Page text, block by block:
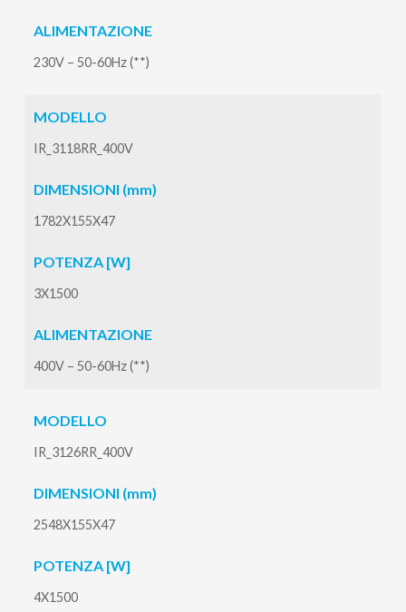
ALIMENTAZIONE
230V – 50-60Hz (**)
MODELLO
IR_3118RR_400V
DIMENSIONI (mm)
1782X155X47
POTENZA [W]
3X1500
ALIMENTAZIONE
400V – 50-60Hz (**)
MODELLO
IR_3126RR_400V
DIMENSIONI (mm)
2548X155X47
POTENZA [W]
4X1500